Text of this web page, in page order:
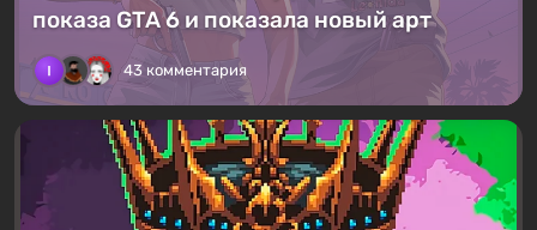
показа GTA 6 и показала новый арт
43 комментария